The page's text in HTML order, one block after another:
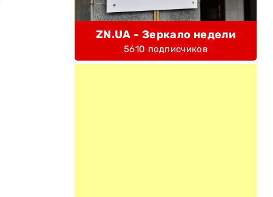
ZN.UA - Зеркало недели
5610 подписчиков